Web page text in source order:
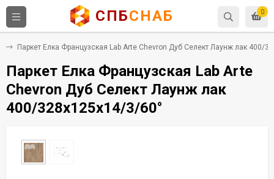
0
СПБСНАБ
Паркет Елка Французская Lab Arte Chevron Дуб Селект Лаунж лак 400/
Паркет Елка Французская Lab Arte
Chevron Дуб Селект Лаунж лак
400/328х125х14/3/60°